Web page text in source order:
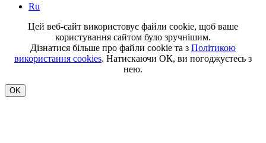
Ru
Цей веб-сайт використовує файли cookie, щоб ваше
користування сайтом було зручнішим.
Дізнатися більше про файли cookie та з Політикою
використання cookies. Натискаючи ОК, ви погоджуєтесь з
нею.
OK